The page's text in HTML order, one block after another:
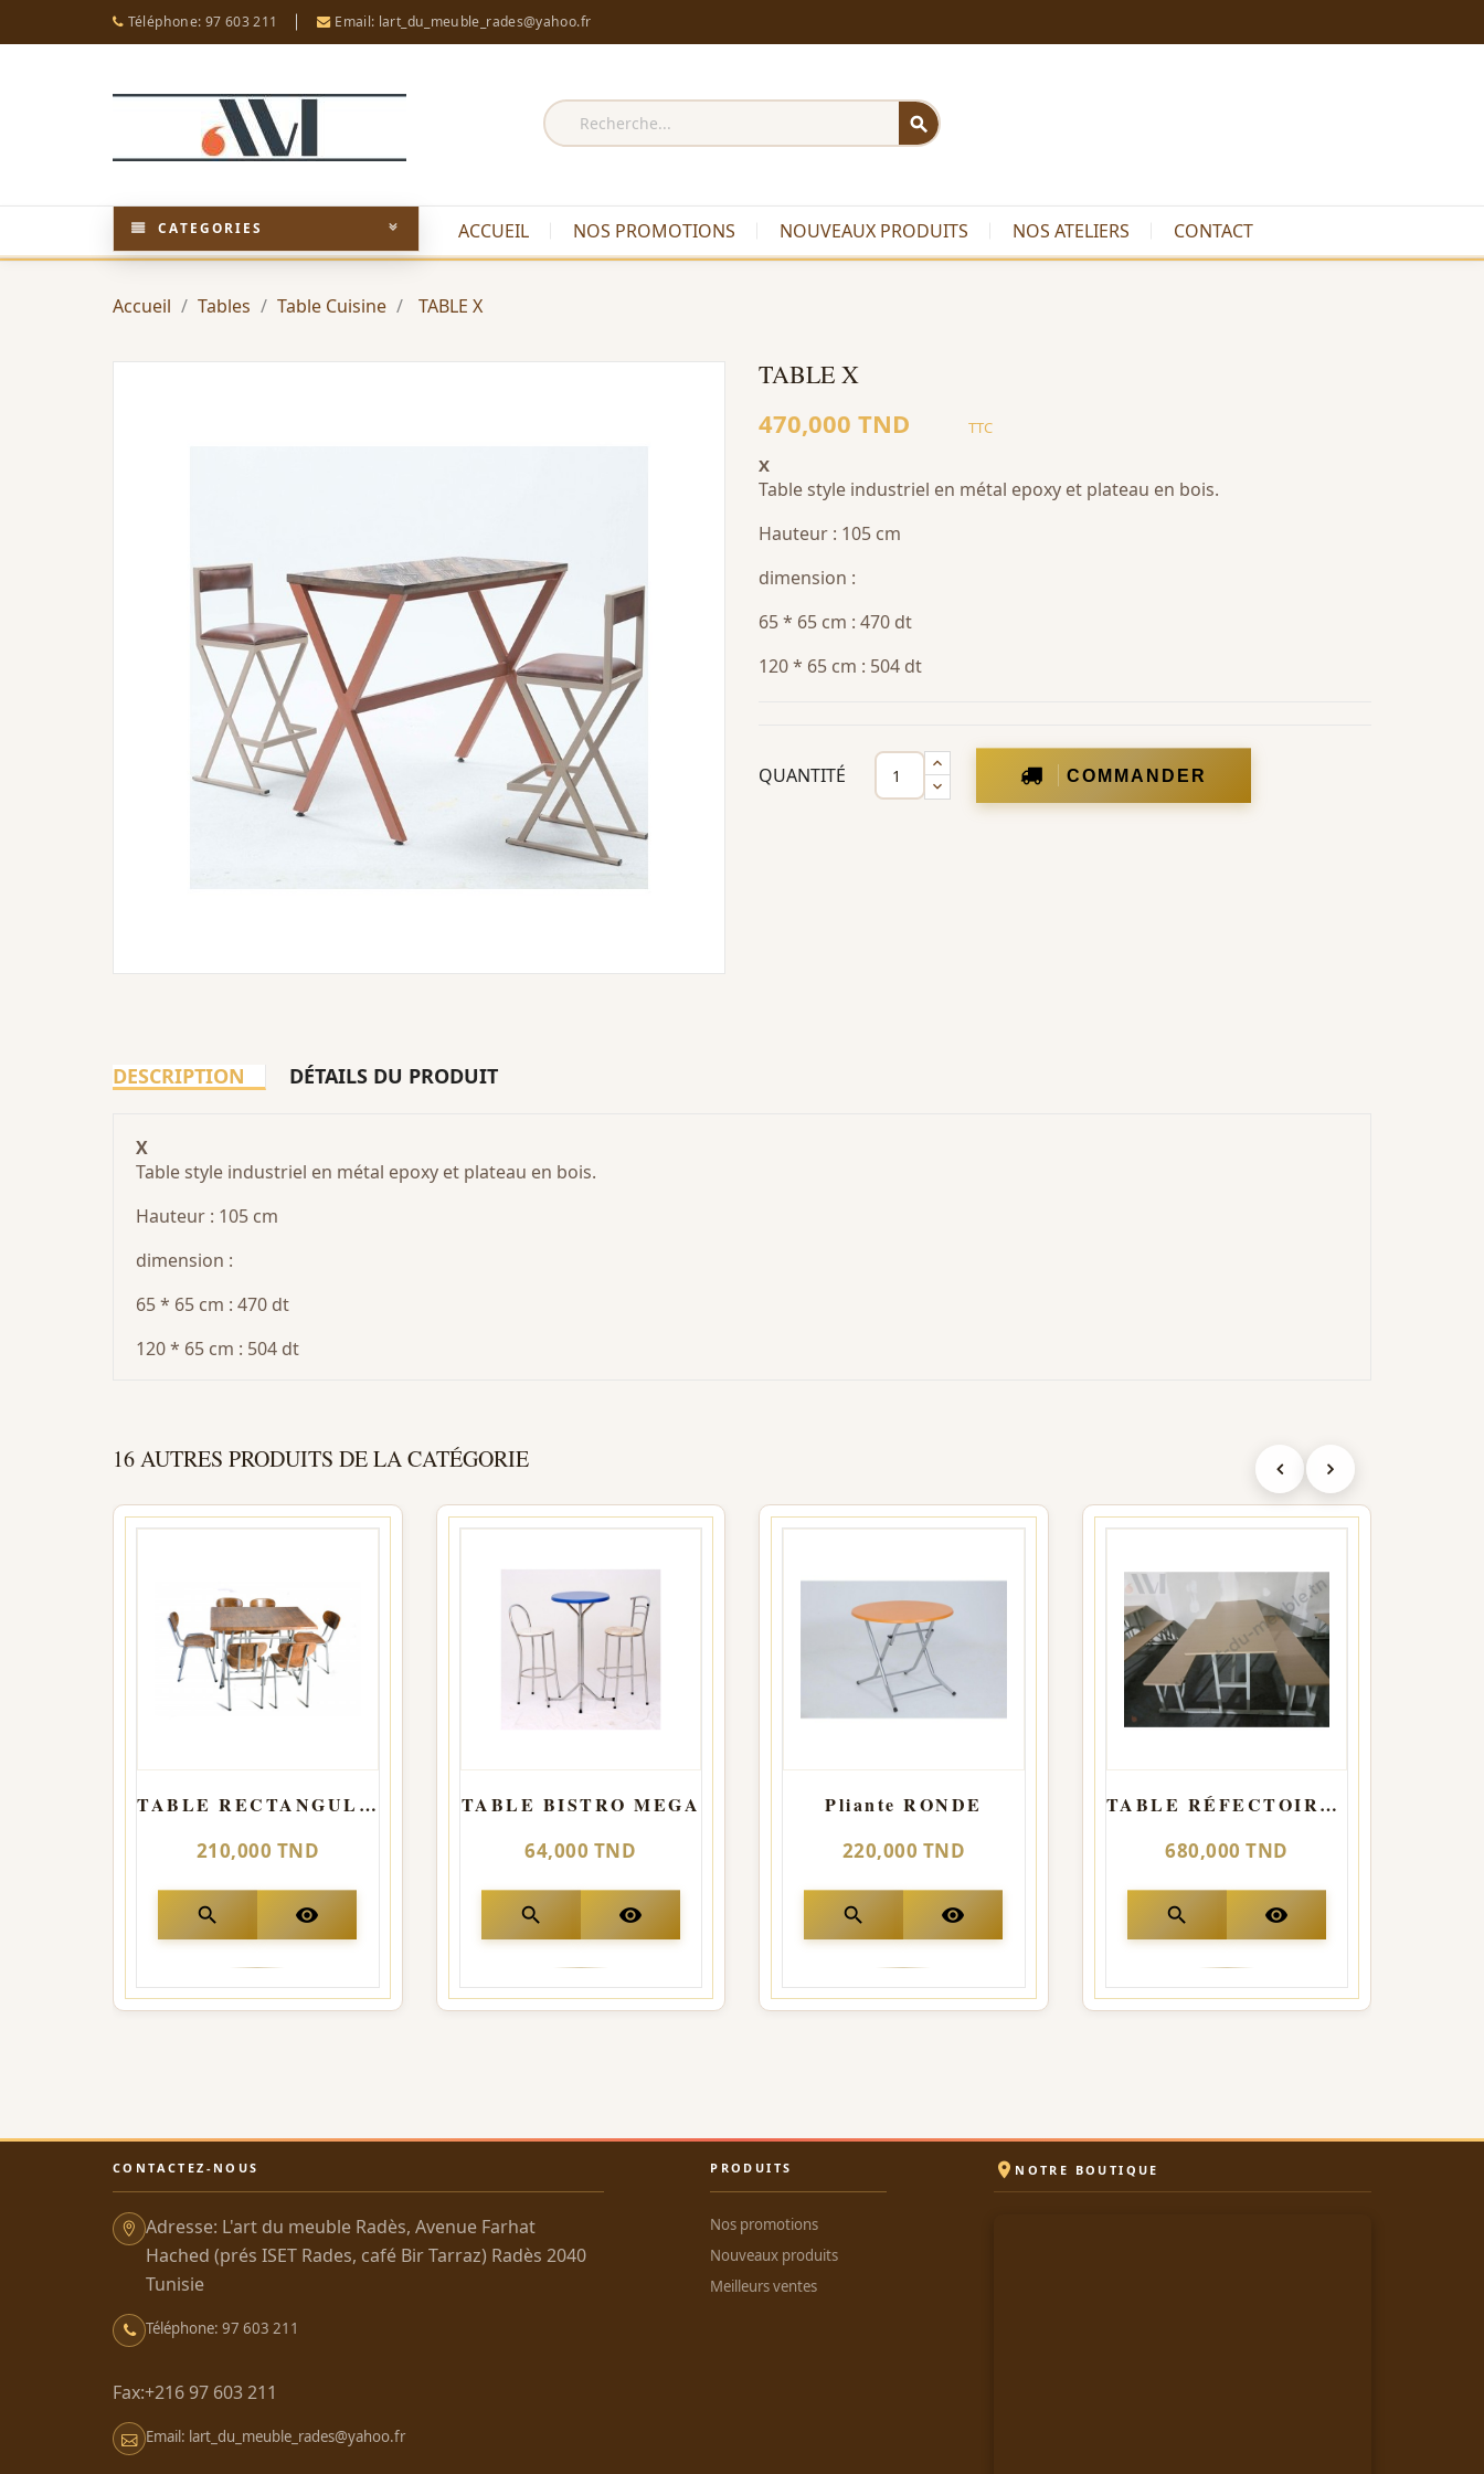
Téléphone: 97 603 211 Email: lart_du_meuble_rades@yahoo.fr
search
CATEGORIES ACCUEIL NOS PROMOTIONS NOUVEAUX PRODUITS NOS ATELIERS CONTACT
Accueil Tables Table Cuisine TABLE X
TABLE X
470,000 TND TTC
X
Table style industriel en métal epoxy et plateau en bois.
Hauteur : 105 cm
dimension :
65 * 65 cm : 470 dt
120 * 65 cm : 504 dt
QUANTITÉ COMMANDER
DESCRIPTION DÉTAILS DU PRODUIT
X
Table style industriel en métal epoxy et plateau en bois.
Hauteur : 105 cm
dimension :
65 * 65 cm : 470 dt
120 * 65 cm : 504 dt
16 AUTRES PRODUITS DE LA CATÉGORIE
TABLE RECTANGULAIRE werzalit 110*70
210,000 TND
search visibility
TABLE BISTRO MEGA
64,000 TND
search visibility
Pliante RONDE
220,000 TND
search visibility
TABLE RÉFECTOIRE AVEC BANQUETTE 180*70
680,000 TND
search visibility
CONTACTEZ-NOUS
Adresse: L'art du meuble Radès, Avenue Farhat
Hached (prés ISET Rades, café Bir Tarraz) Radès 2040
Tunisie
Téléphone: 97 603 211
Fax:+216 97 603 211
Email: lart_du_meuble_rades@yahoo.fr
PRODUITS
Nos promotions
Nouveaux produits
Meilleurs ventes
 NOTRE BOUTIQUE